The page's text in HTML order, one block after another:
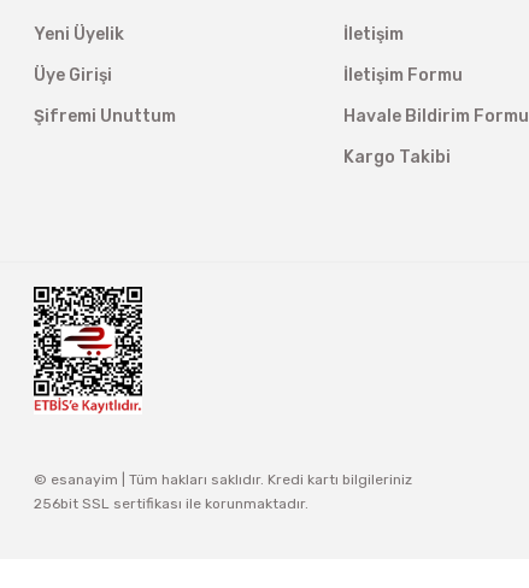
Yeni Üyelik
Üye Girişi
Şifremi Unuttum
İletişim
İletişim Formu
Havale Bildirim Formu
Kargo Takibi
© esanayim | Tüm hakları saklıdır. Kredi kartı bilgileriniz
256bit SSL sertifikası ile korunmaktadır.